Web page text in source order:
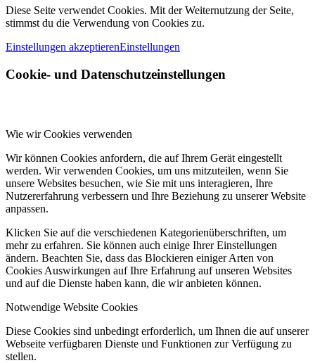
Diese Seite verwendet Cookies. Mit der Weiternutzung der Seite,
stimmst du die Verwendung von Cookies zu.
Einstellungen akzeptierenEinstellungen
Cookie- und Datenschutzeinstellungen
Wie wir Cookies verwenden
Wir können Cookies anfordern, die auf Ihrem Gerät eingestellt
werden. Wir verwenden Cookies, um uns mitzuteilen, wenn Sie
unsere Websites besuchen, wie Sie mit uns interagieren, Ihre
Nutzererfahrung verbessern und Ihre Beziehung zu unserer Website
anpassen.
Klicken Sie auf die verschiedenen Kategorienüberschriften, um
mehr zu erfahren. Sie können auch einige Ihrer Einstellungen
ändern. Beachten Sie, dass das Blockieren einiger Arten von
Cookies Auswirkungen auf Ihre Erfahrung auf unseren Websites
und auf die Dienste haben kann, die wir anbieten können.
Notwendige Website Cookies
Diese Cookies sind unbedingt erforderlich, um Ihnen die auf unserer
Webseite verfügbaren Dienste und Funktionen zur Verfügung zu
stellen.